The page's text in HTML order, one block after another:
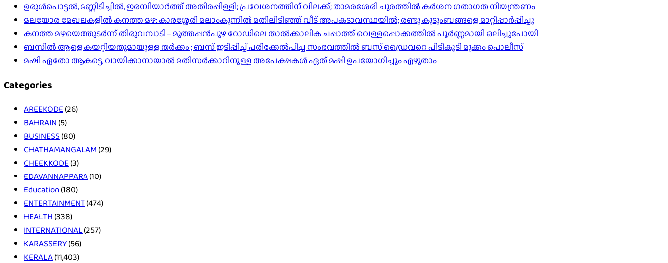
ഉരുൾപൊട്ടൽ, മണ്ണിടിച്ചിൽ, ഇരമ്പിയാര്‍ത്ത് അതിരപ്പിള്ളി; പ്രവേശനത്തിന് വിലക്ക്; താമരശേരി ചുരത്തില്‍ കര്‍ശന ഗതാഗത നിയന്ത്രണം
മലയോര മേഖലകളിൽ കനത്ത മഴ: കാരശ്ശേരി മലാംകുന്നിൽ മതിലിടിഞ്ഞ് വീട് അപകടാവസ്ഥയിൽ; രണ്ടു കുടുംബങ്ങളെ മാറ്റിപ്പാർപ്പിച്ചു
കനത്ത മഴയെത്തുടർന്ന് തിരുവമ്പാടി – മുത്തപ്പൻപുഴ റോഡിലെ താൽക്കാലിക ചപ്പാത്ത് വെള്ളപ്പൊക്കത്തിൽ പൂർണ്ണമായി ഒലിച്ചുപോയി
ബസിൽ ആളെ കയറ്റിയതുമായുള്ള തർക്കം ; ബസ് ഇടിപ്പിച്ച് പരിക്കേൽപിച്ച സംഭവത്തിൽ ബസ് ഡ്രൈവറെ പിടികൂടി മുക്കം പൊലീസ്
മഷി ഏതോ ആകട്ടെ, വായിക്കാനായാൽ മതി​സർക്കാറിനുള്ള അപേക്ഷകൾ ഏത് മഷി ഉപയോഗിച്ചും എഴുതാം
Categories
AREEKODE(26)
BAHRAIN(5)
BUSINESS(80)
CHATHAMANGALAM(29)
CHEEKKODE(3)
EDAVANNAPPARA(10)
Education(180)
ENTERTAINMENT(474)
HEALTH(338)
INTERNATIONAL(257)
KARASSERY(56)
KERALA(11,403)